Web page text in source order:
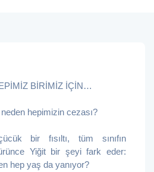
BİRİMİZ İÇİN…
hepimizin cezası?
bir fısıltı, tüm sınıfın
Yiğit bir şeyi fark eder:
hep yaş da yanıyor?